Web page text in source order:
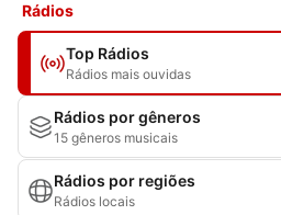
Rádios
Top Rádios
Rádios mais ouvidas
Rádios por gêneros
15 gêneros musicais
Rádios por regiões
Rádios locais